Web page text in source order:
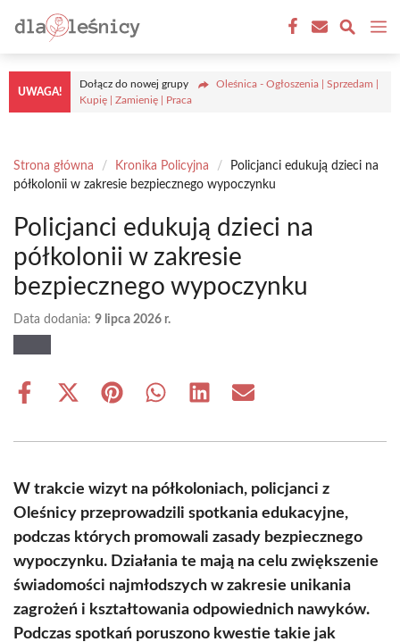
do
treści
UWAGA!
Dołącz do nowej grupy
Oleśnica - Ogłoszenia | Sprzedam |
Kupię | Zamienię | Praca
Strona główna / Kronika Policyjna /
Policjanci edukują dzieci na
półkolonii w zakresie bezpiecznego wypoczynku
Policjanci edukują dzieci na
półkolonii w zakresie
bezpiecznego wypoczynku
Data dodania: 9 lipca 2026 r.
Share
Share
(Twitter)
Share Share Share Share
W trakcie wizyt na półkoloniach, policjanci z
Oleśnicy przeprowadzili spotkania edukacyjne,
podczas których promowali zasady bezpiecznego
wypoczynku. Działania te mają na celu zwiększenie
świadomości najmłodszych w zakresie unikania
zagrożeń i kształtowania odpowiednich nawyków.
Podczas spotkań poruszono kwestie takie jak